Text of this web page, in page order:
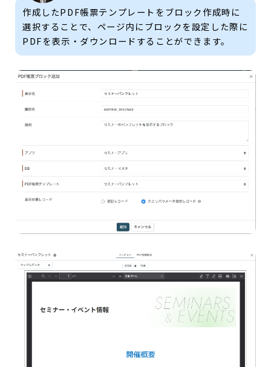
作成したPDF帳票テンプレートをブロック作成時に
選択することで、ページ内にブロックを設定した際に
PDFを表示・ダウンロードすることができます。